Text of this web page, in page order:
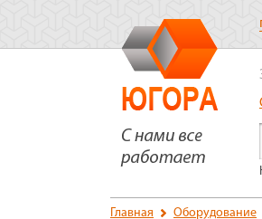
Главная Оборудование